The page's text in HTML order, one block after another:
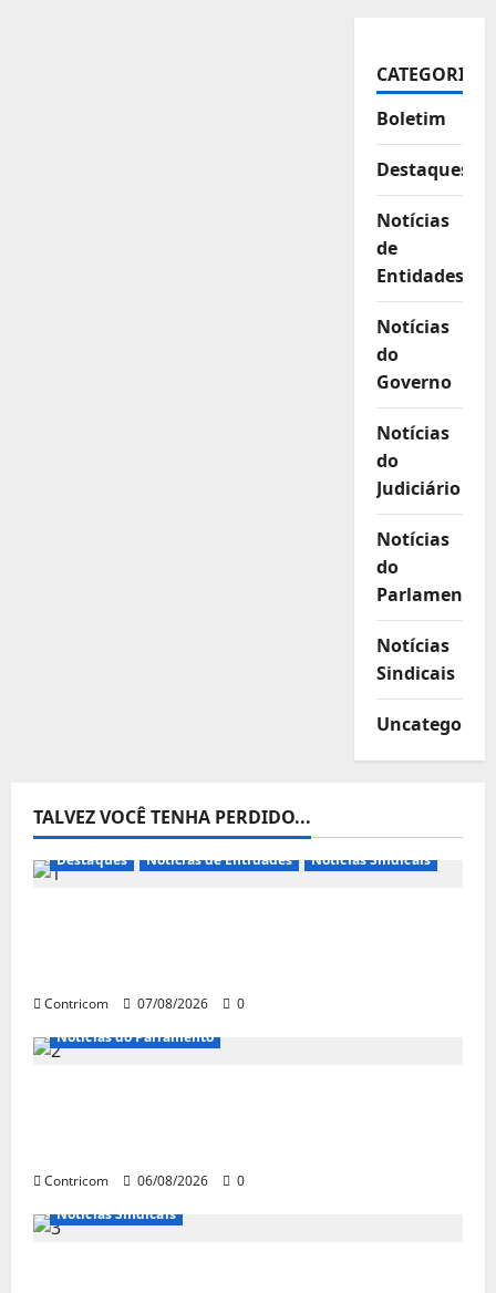
CATEGORIAS
Boletim
Destaques
Notícias
de
Entidades
Notícias
do
Governo
Notícias
do
Judiciário
Notícias
do
Parlamento
Notícias
Sindicais
TALVEZ VOCÊ TENHA PERDIDO...
Destaques Notícias de Entidades Notícias Sindicais
Contricom 07/08/2026
0
Notícias do Parlamento
Contricom 06/08/2026
0
Notícias Sindicais